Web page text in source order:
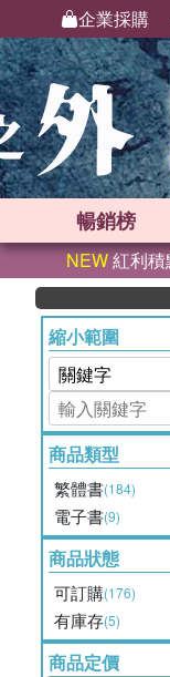
企業採購
暢銷榜
NEW紅利
縮小範圍
商品類型
繁體書(184)
電子書(9)
商品狀態
可訂購(176)
有庫存(5)
商品定價